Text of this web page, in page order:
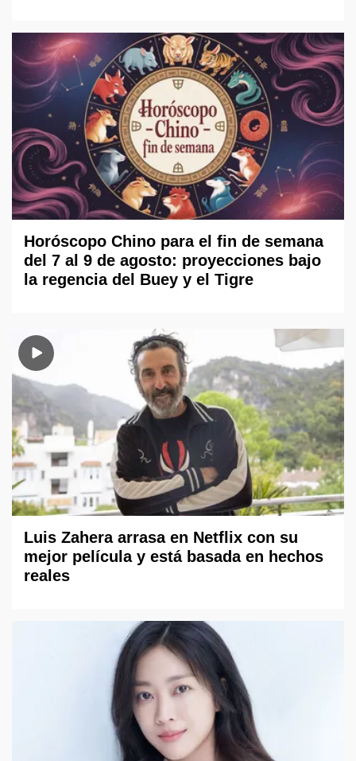
Horóscopo Chino para el fin de semana
del 7 al 9 de agosto: proyecciones bajo
la regencia del Buey y el Tigre
Luis Zahera arrasa en Netflix con su
mejor película y está basada en hechos
reales